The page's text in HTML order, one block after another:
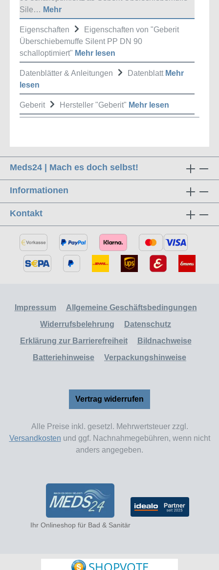
Sile… Mehr
Eigenschaften
Eigenschaften von "Geberit
Überschiebemuffe Silent PP DN 90
schalloptimiert" Mehr lesen
Datenblätter & Anleitungen Datenblatt Mehr
lesen
Geberit Hersteller "Geberit" Mehr lesen
Meds24 | Mach es doch selbst!
Informationen
Kontakt
Impressum
Allgemeine Geschäftsbedingungen
Widerrufsbelehrung
Datenschutz
Erklärung zur Barrierefreiheit
Bildnachweise
Batteriehinweise
Verpackungshinweise
Vertrag widerrufen
Alle Preise inkl. gesetzl. Mehrwertsteuer zzgl.
Versandkosten und ggf. Nachnahmegebühren, wenn nicht
anders angegeben.
Ihr Onlineshop für Bad & Sanitär